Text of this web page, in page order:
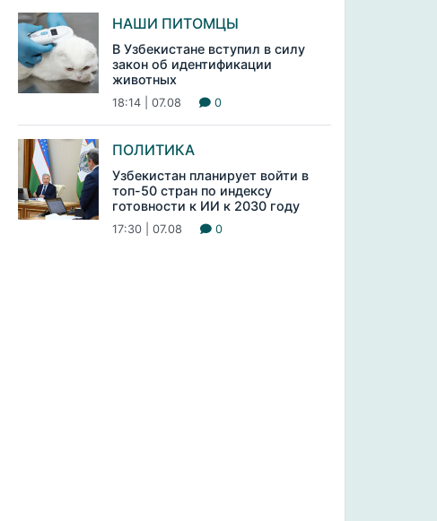
НАШИ ПИТОМЦЫ
В Узбекистане вступил в силу
закон об идентификации
животных
18:14 | 07.08 0
ПОЛИТИКА
Узбекистан планирует войти в
топ-50 стран по индексу
готовности к ИИ к 2030 году
17:30 | 07.08 0